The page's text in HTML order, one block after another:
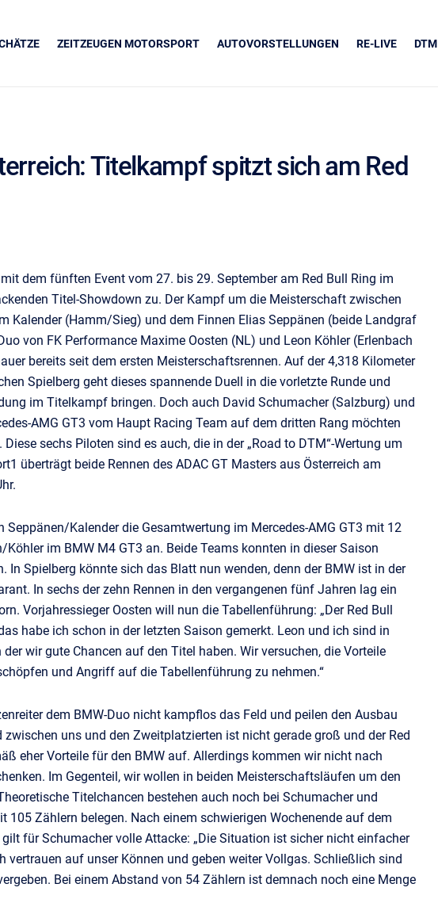
ZEITZEUGEN MOTORSPORT AUTOVORSTELLUNGEN RE-LIVE DTM
Titelkampf spitzt sich am Red
dem fünften Event vom 27. bis 29. September am Red Bull Ring im
Titel-Showdown zu. Der Kampf um die Meisterschaft zwischen
Kalender (Hamm/Sieg) und dem Finnen Elias Seppänen (beide Landgraf
von FK Performance Maxime Oosten (NL) und Leon Köhler (Erlenbach
bereits seit dem ersten Meisterschaftsrennen. Auf der 4,318 Kilometer
Spielberg geht dieses spannende Duell in die vorletzte Runde und
im Titelkampf bringen. Doch auch David Schumacher (Salzburg) und
AMG GT3 vom Haupt Racing Team auf dem dritten Rang möchten
sechs Piloten sind es auch, die in der „Road to DTM“-Wertung um
überträgt beide Rennen des ADAC GT Masters aus Österreich am
Kalender die Gesamtwertung im Mercedes-AMG GT3 mit 12
im BMW M4 GT3 an. Beide Teams konnten in dieser Saison
In Spielberg könnte sich das Blatt nun wenden, denn der BMW ist in der
In sechs der zehn Rennen in den vergangenen fünf Jahren lag ein
Vorjahressieger Oosten will nun die Tabellenführung: „Der Red Bull
habe ich schon in der letzten Saison gemerkt. Leon und ich sind in
wir gute Chancen auf den Titel haben. Wir versuchen, die Vorteile
und Angriff auf die Tabellenführung zu nehmen.“
dem BMW-Duo nicht kampflos das Feld und peilen den Ausbau
zwischen uns und den Zweitplatzierten ist nicht gerade groß und der Red
eher Vorteile für den BMW auf. Allerdings kommen wir nicht nach
Im Gegenteil, wir wollen in beiden Meisterschaftsläufen um den
Titelchancen bestehen auch noch bei Schumacher und
105 Zählern belegen. Nach einem schwierigen Wochenende auf dem
für Schumacher volle Attacke: „Die Situation ist sicher nicht einfacher
vertrauen auf unser Können und geben weiter Vollgas. Schließlich sind
Bei einem Abstand von 54 Zählern ist demnach noch eine Menge